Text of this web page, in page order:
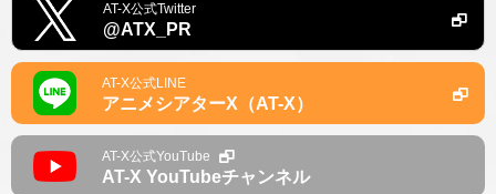
AT-X公式Twitter
@ATX_PR
AT-X公式LINE
アニメシアターX（AT-X）
AT-X公式YouTube
AT-X YouTubeチャンネル